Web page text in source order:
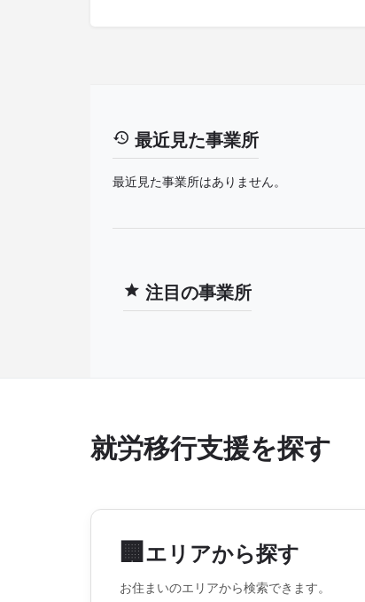
最近見た事業所
最近見た事業所はありません。
注目の事業所
就労移行支援を探す
🏢 エリアから探す
お住まいのエリアから検索できます。